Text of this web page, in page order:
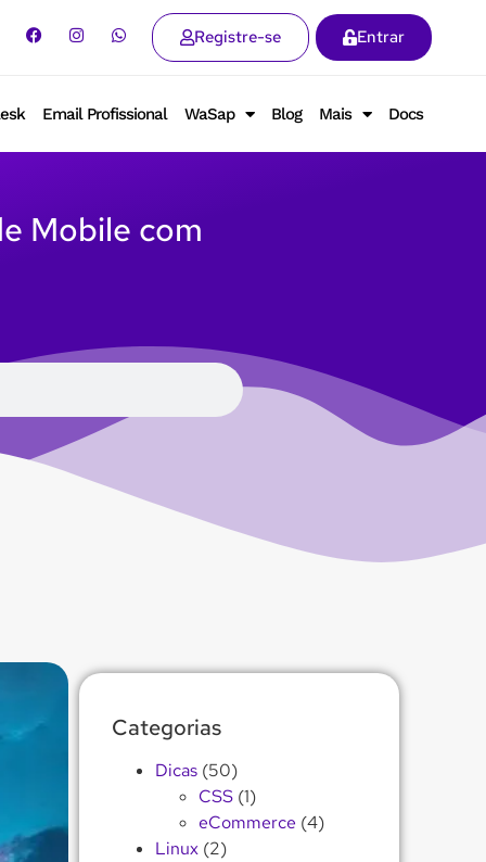
Registre-se Entrar
Email Profissional WaSap Blog Mais Docs
Mobile com
Categorias
Dicas (50)
CSS (1)
eCommerce (4)
Linux (2)